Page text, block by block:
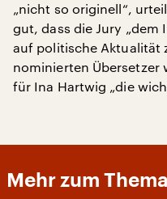
„nicht so originell“,
gut, dass die Jury „dem
auf politische Aktualität
nominierten Übersetzer
für Ina Hartwig „die
Mehr zum Thema